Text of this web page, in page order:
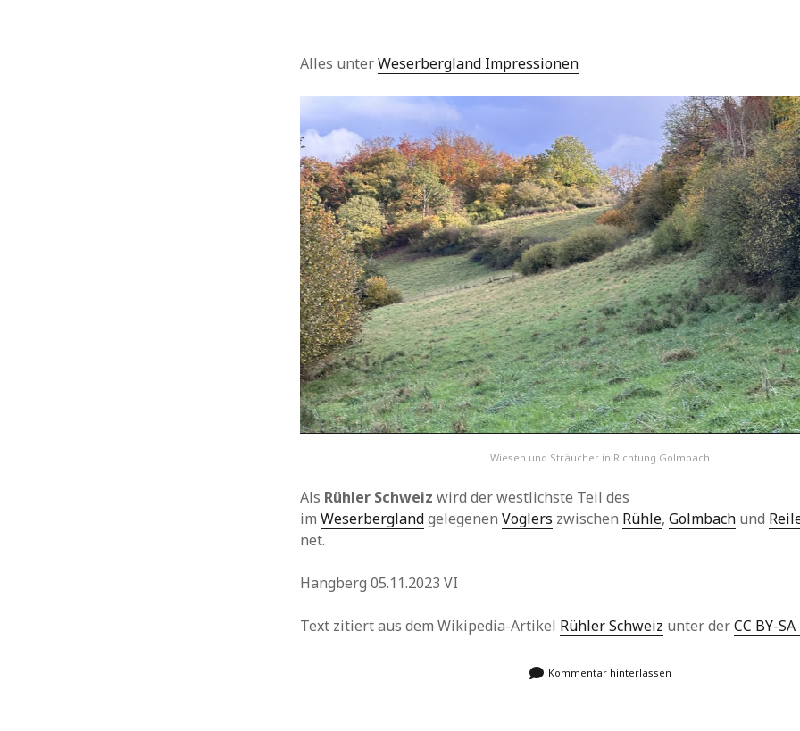
Alles unterWeserbergland Impressionen
Wiesen und Sträucher in Richtung Golmbach
Als Rühler Schweiz wird der westlichste Teil des
imWeserberglandgelegenenVoglers zwischen Rühle,Golmbach und
net.
Hangberg 05.11.2023 VI
Text zitiert aus dem Wikipedia-Artikel Rühler Schweiz unter derCC BY-SA
Kommentar hinterlassen